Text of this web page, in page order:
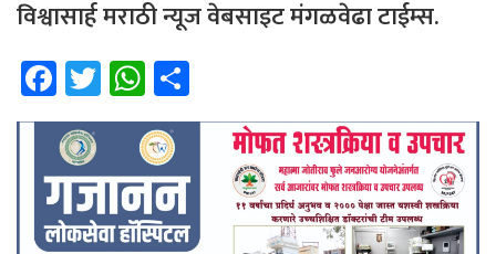
विश्वासार्ह मराठी न्यूज वेबसाइट मंगळवेढा टाईम्स.
Fa
ce
b
o
ok
T
wi
er
W
h
at
sA
p
ar